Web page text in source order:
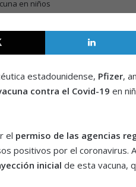
X
estadounidense, Pfizer,
contra el Covid-19 en
el permiso de las agencias
positivos por el coronavirus.
inicial de esta vacuna,